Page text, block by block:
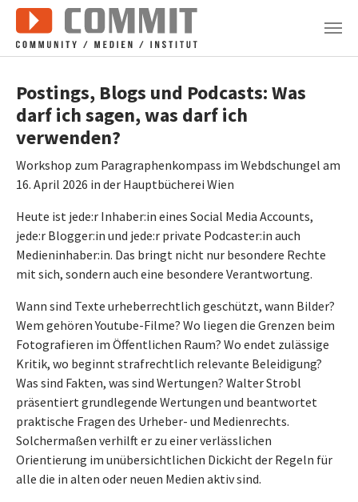
Zum Hauptinhalt springen
Postings, Blogs und Podcasts: Was
darf ich sagen, was darf ich
verwenden?
Workshop zum Paragraphenkompass im Webdschungel am
16. April 2026 in der Hauptbücherei Wien
Heute ist jede:r Inhaber:in eines Social Media Accounts,
jede:r Blogger:in und jede:r private Podcaster:in auch
Medieninhaber:in. Das bringt nicht nur besondere Rechte
mit sich, sondern auch eine besondere Verantwortung.
Wann sind Texte urheberrechtlich geschützt, wann Bilder?
Wem gehören Youtube-Filme? Wo liegen die Grenzen beim
Fotografieren im Öffentlichen Raum? Wo endet zulässige
Kritik, wo beginnt strafrechtlich relevante Beleidigung?
Was sind Fakten, was sind Wertungen? Walter Strobl
präsentiert grundlegende Wertungen und beantwortet
praktische Fragen des Urheber- und Medienrechts.
Solchermaßen verhilft er zu einer verlässlichen
Orientierung im unübersichtlichen Dickicht der Regeln für
alle die in alten oder neuen Medien aktiv sind.